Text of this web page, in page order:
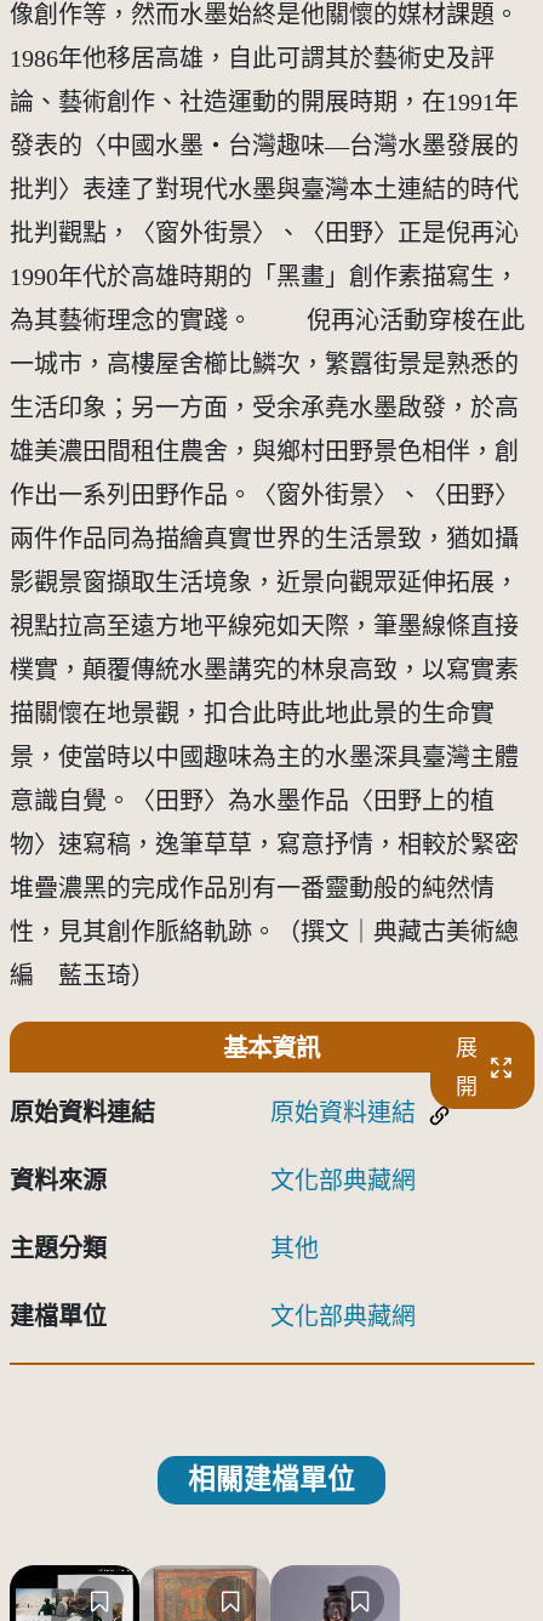
像創作等，然而水墨始終是他關懷的媒材課題。
1986年他移居高雄，自此可謂其於藝術史及評
論、藝術創作、社造運動的開展時期，在1991年
發表的〈中國水墨・台灣趣味—台灣水墨發展的
批判〉表達了對現代水墨與臺灣本土連結的時代
批判觀點，〈窗外街景〉、〈田野〉正是倪再沁
1990年代於高雄時期的「黑畫」創作素描寫生，
為其藝術理念的實踐。 倪再沁活動穿梭在此
一城市，高樓屋舍櫛比鱗次，繁囂街景是熟悉的
生活印象；另一方面，受余承堯水墨啟發，於高
雄美濃田間租住農舍，與鄉村田野景色相伴，創
作出一系列田野作品。〈窗外街景〉、〈田野〉
兩件作品同為描繪真實世界的生活景致，猶如攝
影觀景窗擷取生活境象，近景向觀眾延伸拓展，
視點拉高至遠方地平線宛如天際，筆墨線條直接
樸實，顛覆傳統水墨講究的林泉高致，以寫實素
描關懷在地景觀，扣合此時此地此景的生命實
景，使當時以中國趣味為主的水墨深具臺灣主體
意識自覺。〈田野〉為水墨作品〈田野上的植
物〉速寫稿，逸筆草草，寫意抒情，相較於緊密
堆疊濃黑的完成作品別有一番靈動般的純然情
性，見其創作脈絡軌跡。（撰文｜典藏古美術總
編 藍玉琦）
基本資訊
展
開
原始資料連結 原始資料連結
資料來源 文化部典藏網
主題分類 其他
建檔單位 文化部典藏網
相關建檔單位